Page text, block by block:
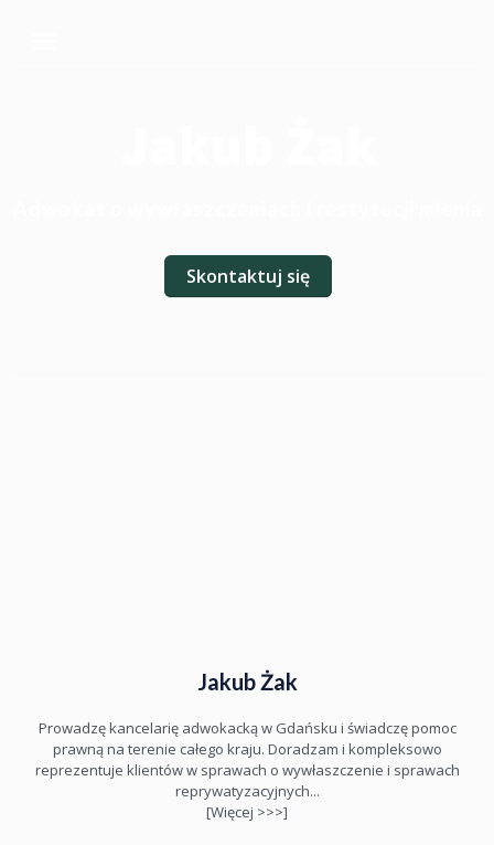
Skontaktuj się
Jakub Żak
Prowadzę kancelarię adwokacką w Gdańsku i świadczę pomoc
prawną na terenie całego kraju. Doradzam i kompleksowo
reprezentuje klientów w sprawach o wywłaszczenie i sprawach
reprywatyzacyjnych...
[Więcej >>>]